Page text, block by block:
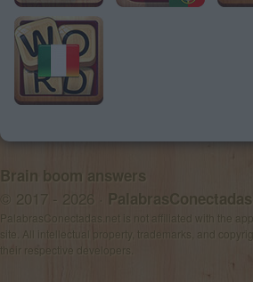
Brain boom answers
© 2017 - 2026 ·
PalabrasConectadas.net is not affiliated with the
site. All intellectual property, trademarks, and
their respective developers.